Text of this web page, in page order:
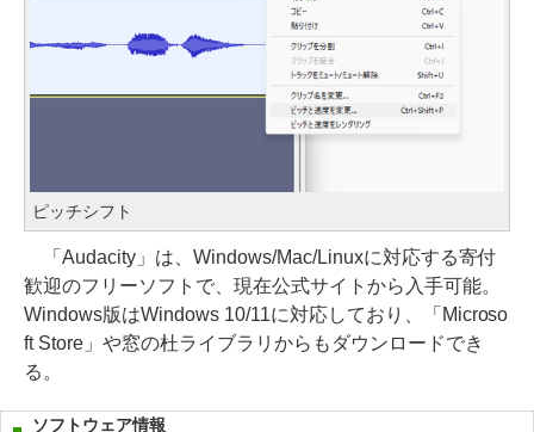
ピッチシフト
「Audacity」は、Windows/Mac/Linuxに対応する寄付
歓迎のフリーソフトで、現在公式サイトから入手可能。
Windows版はWindows 10/11に対応しており、「Microso
ft Store」や窓の杜ライブラリからもダウンロードでき
る。
ソフトウェア情報